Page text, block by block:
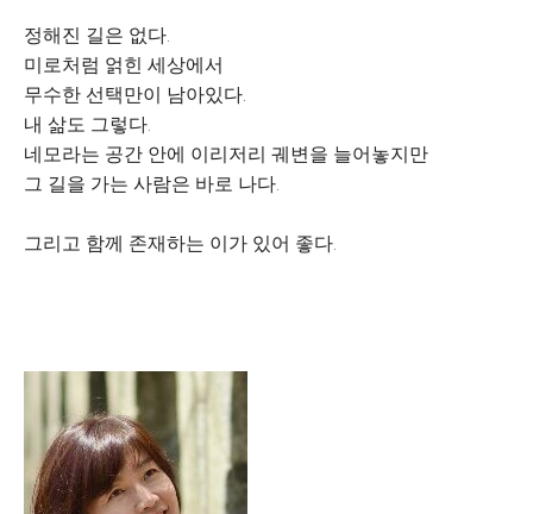
정해진 길은 없다.
미로처럼 얽힌 세상에서
무수한 선택만이 남아있다.
내 삶도 그렇다.
네모라는 공간 안에 이리저리 궤변을 늘어놓지만
그 길을 가는 사람은 바로 나다.
그리고 함께 존재하는 이가 있어 좋다.